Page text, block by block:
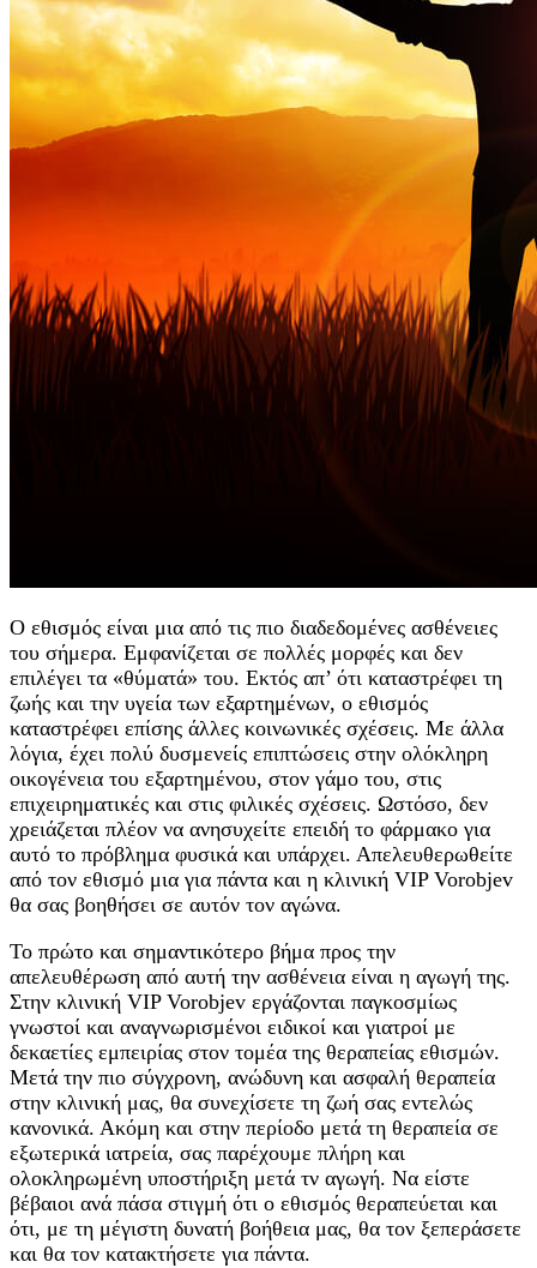
Ο εθισμός είναι μια από τις πιο διαδεδομένες ασθένειες
του σήμερα. Εμφανίζεται σε πολλές μορφές και δεν
επιλέγει τα «θύματά» του. Εκτός απ’ ότι καταστρέφει τη
ζωής και την υγεία των εξαρτημένων, ο εθισμός
καταστρέφει επίσης άλλες κοινωνικές σχέσεις. Με άλλα
λόγια, έχει πολύ δυσμενείς επιπτώσεις στην ολόκληρη
οικογένεια του εξαρτημένου, στον γάμο του, στις
επιχειρηματικές και στις φιλικές σχέσεις. Ωστόσο, δεν
χρειάζεται πλέον να ανησυχείτε επειδή το φάρμακο για
αυτό το πρόβλημα φυσικά και υπάρχει. Απελευθερωθείτε
από τον εθισμό μια για πάντα και η κλινική VIP Vorobjev
θα σας βοηθήσει σε αυτόν τον αγώνα.
Το πρώτο και σημαντικότερο βήμα προς την
απελευθέρωση από αυτή την ασθένεια είναι η αγωγή της.
Στην κλινική VIP Vorobjev εργάζονται παγκοσμίως
γνωστοί και αναγνωρισμένοι ειδικοί και γιατροί με
δεκαετίες εμπειρίας στον τομέα της θεραπείας εθισμών.
Μετά την πιο σύγχρονη, ανώδυνη και ασφαλή θεραπεία
στην κλινική μας, θα συνεχίσετε τη ζωή σας εντελώς
κανονικά. Ακόμη και στην περίοδο μετά τη θεραπεία σε
εξωτερικά ιατρεία, σας παρέχουμε πλήρη και
ολοκληρωμένη υποστήριξη μετά τν αγωγή. Να είστε
βέβαιοι ανά πάσα στιγμή ότι ο εθισμός θεραπεύεται και
ότι, με τη μέγιστη δυνατή βοήθεια μας, θα τον ξεπεράσετε
και θα τον κατακτήσετε για πάντα.